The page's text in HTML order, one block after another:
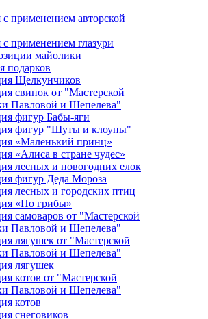
с применением авторской
с применением глазури
майолики
подарков
Щелкунчиков
свинок от "Мастерской
Павловой и Шепелева"
фигур Бабы-яги
фигур "Шуты и клоуны"
«Маленький принц»
«Алиса в стране чудес»
лесных и новогодних елок
фигур Деда Мороза
лесных и городских птиц
«По грибы»
самоваров от "Мастерской
Павловой и Шепелева"
лягушек от "Мастерской
Павловой и Шепелева"
лягушек
котов от "Мастерской
Павловой и Шепелева"
котов
снеговиков